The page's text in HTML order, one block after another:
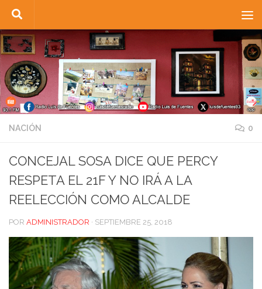
Saltar al contenido
NACIÓN 0
CONCEJAL SOSA DICE QUE PERCY
RESPETA EL 21F Y NO IRÁ A LA
REELECCIÓN COMO ALCALDE
POR ADMINISTRADOR · SEPTIEMBRE 25, 2018